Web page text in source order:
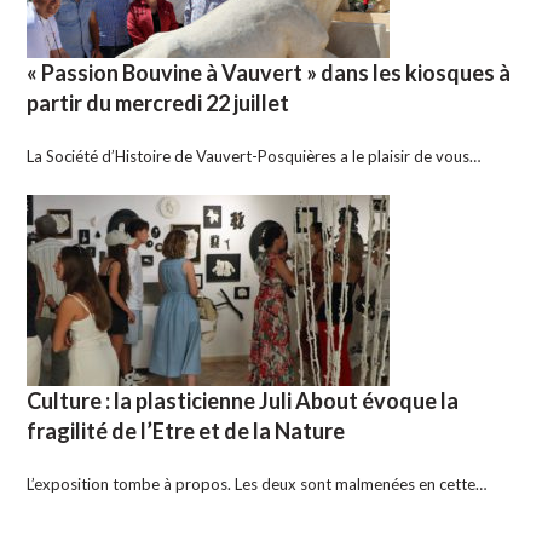
« Passion Bouvine à Vauvert » dans les kiosques à
partir du mercredi 22 juillet
La Société d’Histoire de Vauvert-Posquières a le plaisir de vous…
Culture : la plasticienne Juli About évoque la
fragilité de l’Etre et de la Nature
L’exposition tombe à propos. Les deux sont malmenées en cette…